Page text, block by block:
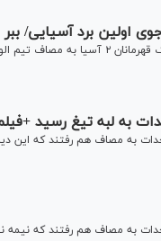
اولین برد آسیایی/ ببر
اردن می‌رود.
به لبه تیغ رسید
آسیا ۲، تیم‌های سپاهان و الوحدات به مصاف